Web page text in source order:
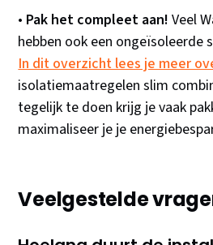
• Pak het compleet aan! Veel
hebben ook een ongeïsoleerde
In dit overzicht lees je meer
isolatiemaatregelen slim
tegelijk te doen krijg je vaak
maximaliseer je je
Veelgestelde